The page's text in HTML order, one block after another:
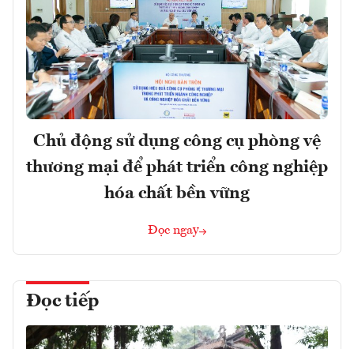
Chủ động sử dụng công cụ phòng vệ
thương mại để phát triển công nghiệp
hóa chất bền vững
Đọc ngay
Đọc tiếp